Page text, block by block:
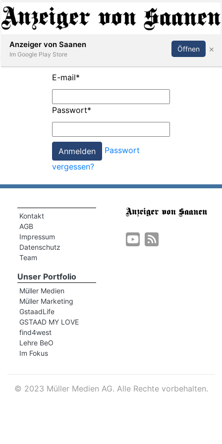
Abonnieren Anmelden
E-mail*
Passwort*
Passwort
vergessen?
Kontakt
AGB
Impressum
Datenschutz
Team
Unser Portfolio
Müller Medien
Müller Marketing
GstaadLife
GSTAAD MY LOVE
find4west
Lehre BeO
Im Fokus
© 2023 Müller Medien AG. Alle Rechte vorbehalten.
Anzeiger von Saanen
Im Google Play Store
Öffnen ×